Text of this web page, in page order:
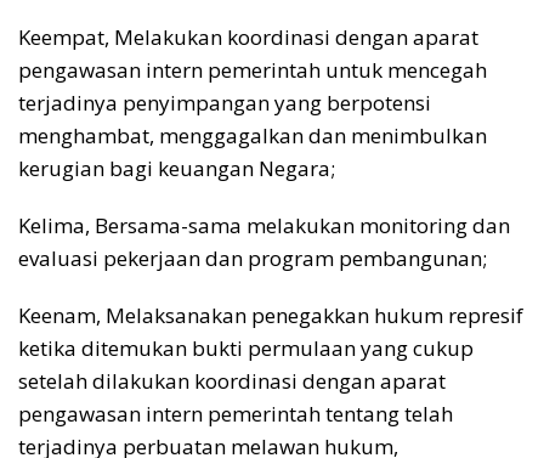
Keempat, Melakukan koordinasi dengan aparat
pengawasan intern pemerintah untuk mencegah
terjadinya penyimpangan yang berpotensi
menghambat, menggagalkan dan menimbulkan
kerugian bagi keuangan Negara;
Kelima, Bersama-sama melakukan monitoring dan
evaluasi pekerjaan dan program pembangunan;
Keenam, Melaksanakan penegakkan hukum represif
ketika ditemukan bukti permulaan yang cukup
setelah dilakukan koordinasi dengan aparat
pengawasan intern pemerintah tentang telah
terjadinya perbuatan melawan hukum,